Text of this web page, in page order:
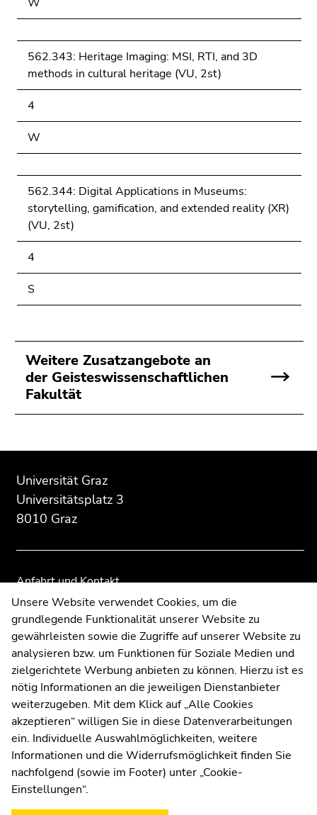
562.343: Heritage Imaging: MSI, RTI, and 3D
methods in cultural heritage (VU, 2st)
4
W
562.344: Digital Applications in Museums:
storytelling, gamification, and extended reality (XR)
(VU, 2st)
4
S
Weitere Zusatzangebote an
der Geisteswissenschaftlichen
Fakultät
des
Seitenbereichs:
Zusatzinformationen:
Universität Graz
Universitätsplatz 3
8010 Graz
Anfahrt und Kontakt
Kommunikation und Öffentlichkeitsarbeit
Moodle
UNIGRAZonline
Impressum
Datenschutzerklärung
Cookie-Einstellungen
Barrierefreiheitserklärung
WetterstationUni Graz
dieses
Seitenbereichs.
Übersicht
dieses
Seitenbereichs.
Übersicht
Unsere Website verwendet Cookies, um die
grundlegende Funktionalität unserer Website zu
gewährleisten sowie die Zugriffe auf unserer Website zu
analysieren bzw. um Funktionen für Soziale Medien und
zielgerichtete Werbung anbieten zu können. Hierzu ist es
nötig Informationen an die jeweiligen Dienstanbieter
weiterzugeben. Mit dem Klick auf „Alle Cookies
akzeptieren“ willigen Sie in diese Datenverarbeitungen
ein. Individuelle Auswahlmöglichkeiten, weitere
Informationen und die Widerrufsmöglichkeit finden Sie
nachfolgend (sowie im Footer) unter „Cookie-
Einstellungen“.